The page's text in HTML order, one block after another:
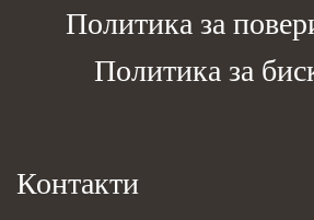
Политика за
Политика за
Контакти